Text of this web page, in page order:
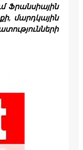
Ֆրանսիային
մարդկային